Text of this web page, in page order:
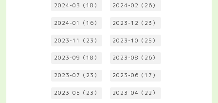
2024-03（18） 2024-02（26）
2024-01（16） 2023-12（23）
2023-11（23） 2023-10（25）
2023-09（18） 2023-08（26）
2023-07（23） 2023-06（17）
2023-05（23） 2023-04（22）